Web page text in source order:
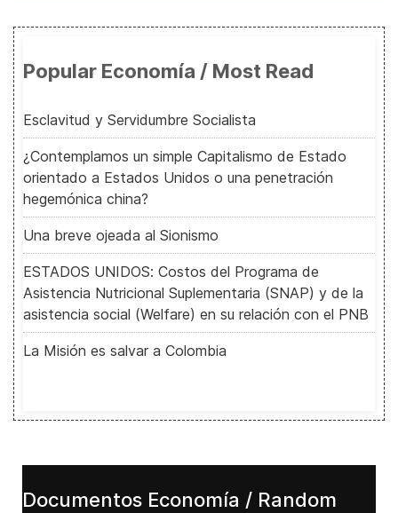
Popular Economía / Most Read
Esclavitud y Servidumbre Socialista
¿Contemplamos un simple Capitalismo de Estado
orientado a Estados Unidos o una penetración
hegemónica china?
Una breve ojeada al Sionismo
ESTADOS UNIDOS: Costos del Programa de
Asistencia Nutricional Suplementaria (SNAP) y de la
asistencia social (Welfare) en su relación con el PNB
La Misión es salvar a Colombia
Documentos Economía / Random